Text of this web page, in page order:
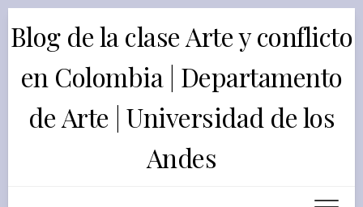
content
Blog de la clase Arte y conflicto
en Colombia | Departamento
de Arte | Universidad de los
Andes